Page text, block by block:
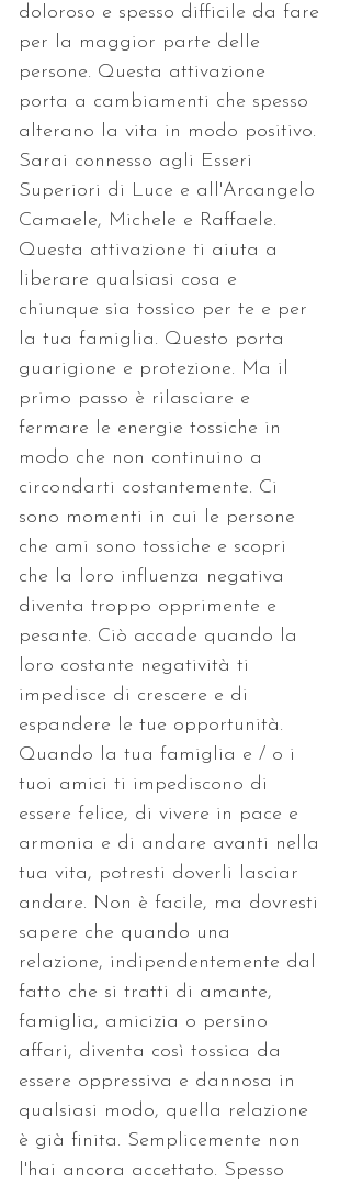
doloroso e spesso difficile da fare
per la maggior parte delle
persone. Questa attivazione
porta a cambiamenti che spesso
alterano la vita in modo positivo.
Sarai connesso agli Esseri
Superiori di Luce e all'Arcangelo
Camaele, Michele e Raffaele.
Questa attivazione ti aiuta a
liberare qualsiasi cosa e
chiunque sia tossico per te e per
la tua famiglia. Questo porta
guarigione e protezione. Ma il
primo passo è rilasciare e
fermare le energie tossiche in
modo che non continuino a
circondarti costantemente. Ci
sono momenti in cui le persone
che ami sono tossiche e scopri
che la loro influenza negativa
diventa troppo opprimente e
pesante. Ciò accade quando la
loro costante negatività ti
impedisce di crescere e di
espandere le tue opportunità.
Quando la tua famiglia e / o i
tuoi amici ti impediscono di
essere felice, di vivere in pace e
armonia e di andare avanti nella
tua vita, potresti doverli lasciar
andare. Non è facile, ma dovresti
sapere che quando una
relazione, indipendentemente dal
fatto che si tratti di amante,
famiglia, amicizia o persino
affari, diventa così tossica da
essere oppressiva e dannosa in
qualsiasi modo, quella relazione
è già finita. Semplicemente non
l'hai ancora accettato. Spesso